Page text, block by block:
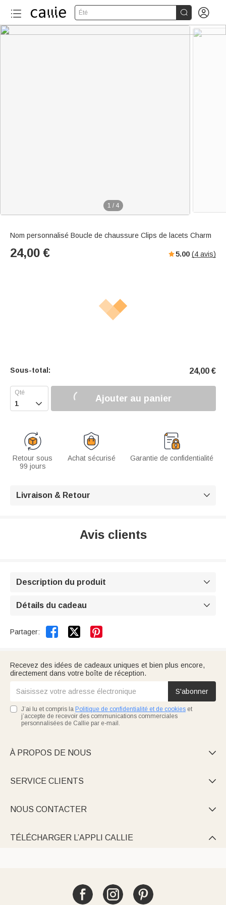
Été  
1 / 4
Nom personnalisé Boucle de chaussure Clips de lacets Charm
24,00 € 5.00 (4 avis)
Sous-total: 24,00 €
 Ajouter au panier
Retour sous
99 jours
Achat sécurisé Garantie de confidentialité
Livraison & Retour 
Avis clients
Description du produit 
Détails du cadeau 
Partager:  
Recevez des idées de cadeaux uniques et bien plus encore,
directement dans votre boîte de réception.
S'abonner
J’ai lu et compris la Politique de confidentialité et de cookies et
j’accepte de recevoir des communications commerciales
personnalisées de Callie par e-mail.
À PROPOS DE NOUS 
SERVICE CLIENTS 
NOUS CONTACTER 
TÉLÉCHARGER L’APPLI CALLIE 